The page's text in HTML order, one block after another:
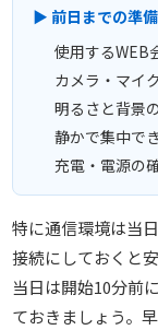
▶ 前日までの準
使用するWEB
カメラ・マイ
明るさと背景
静かで集中で
充電・電源の
特に通信環境は当
接続にしておくと安
当日は開始10分前
ておきましょう。